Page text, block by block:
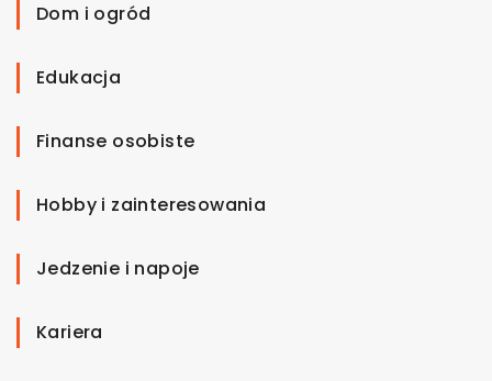
Dom i ogród
Edukacja
Finanse osobiste
Hobby i zainteresowania
Jedzenie i napoje
Kariera